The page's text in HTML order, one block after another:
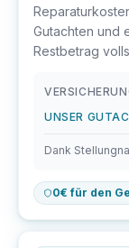
Gutachten und
Restbetrag
UNSER
Dank
0€ für den